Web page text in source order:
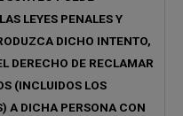
LEYES PENALES Y
DICHO INTENTO,
DERECHO DE RECLAMAR
(INCLUIDOS LOS
A DICHA PERSONA CON